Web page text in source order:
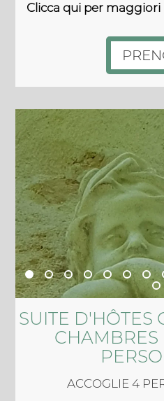
Clicca qui per
SUITE D'HÔTES
CHAMBRES
ACCOGLIE 4